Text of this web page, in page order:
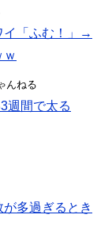
イ「ふむ！」→
んねる
週間で太る
多過ぎるとき